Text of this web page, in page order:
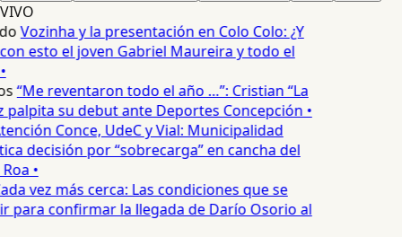
VIVO
Vozinha y la presentación en Colo Colo: ¿Y
esto el joven Gabriel Maureira y todo el
“Me reventaron todo el año …”: Cristian “La
palpita su debut ante Deportes Concepción •
Conce, UdeC y Vial: Municipalidad
decisión por “sobrecarga” en cancha del
•
vez más cerca: Las condiciones que se
para confirmar la llegada de Darío Osorio al